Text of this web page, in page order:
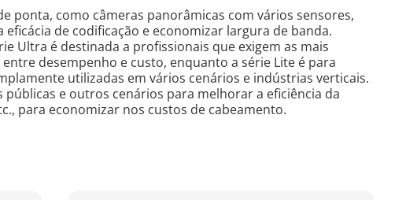
ponta, como câmeras panorâmicas com vários sensores,
de codificação e economizar largura de banda.
Ultra é destinada a profissionais que exigem as mais
desempenho e custo, enquanto a série Lite é para
utilizadas em vários cenários e indústrias verticais.
e outros cenários para melhorar a eficiência da
para economizar nos custos de cabeamento.